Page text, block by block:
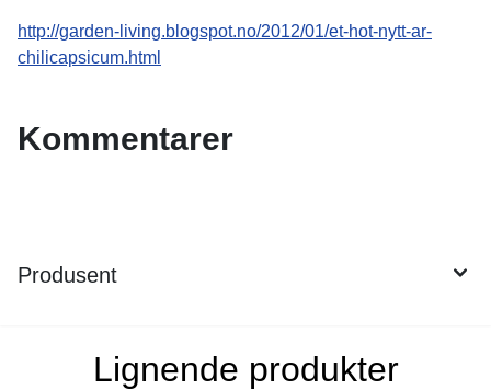
http://garden-living.blogspot.no/2012/01/et-hot-nytt-ar-
chilicapsicum.html
Kommentarer
Produsent
Lignende produkter